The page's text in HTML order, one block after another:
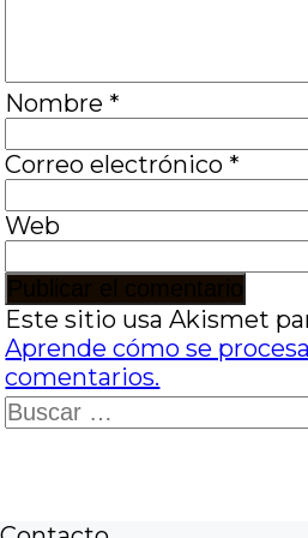
Nombre *
Correo electrónico *
Web
Este sitio usa Akismet
Aprende cómo se
comentarios.
Buscar: